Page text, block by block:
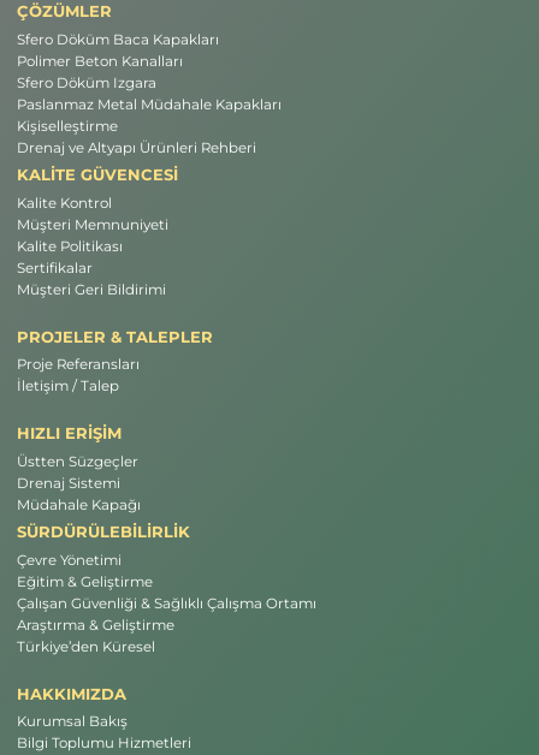
ÇÖZÜMLER
Sfero Döküm Baca Kapakları
Polimer Beton Kanalları
Sfero Döküm Izgara
Paslanmaz Metal Müdahale Kapakları
Kişiselleştirme
Drenaj ve Altyapı Ürünleri Rehberi
KALİTE GÜVENCESİ
Kalite Kontrol
Müşteri Memnuniyeti
Kalite Politikası
Sertifikalar
Müşteri Geri Bildirimi
PROJELER & TALEPLER
Proje Referansları
İletişim / Talep
HIZLI ERİŞİM
Üstten Süzgeçler
Drenaj Sistemi
Müdahale Kapağı
SÜRDÜRÜLEBİLİRLİK
Çevre Yönetimi
Eğitim & Geliştirme
Çalışan Güvenliği & Sağlıklı Çalışma Ortamı
Araştırma & Geliştirme
Türkiye’den Küresel
HAKKIMIZDA
Kurumsal Bakış
Bilgi Toplumu Hizmetleri